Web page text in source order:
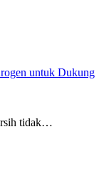
untuk Dukung
tidak…